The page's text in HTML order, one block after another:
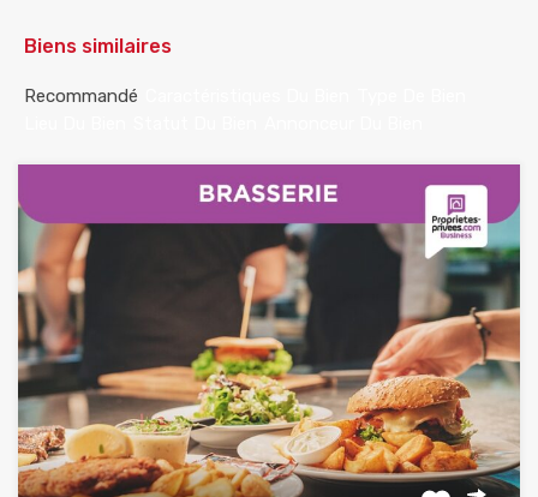
Biens similaires
Recommandé